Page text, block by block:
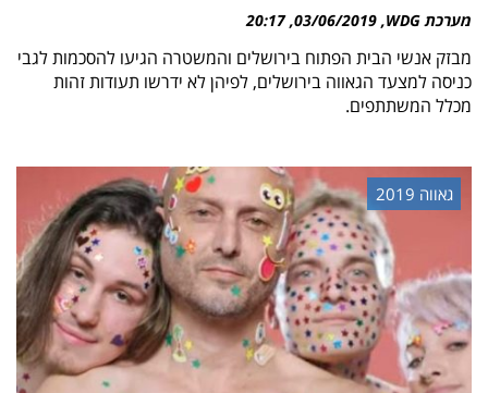
מערכת WDG 03/06/2019
20:17
מבזק אנשי הבית הפתוח בירושלים והמשטרה הגיעו להסכמות לגבי
כניסה למצעד הגאווה בירושלים, לפיהן לא ידרשו תעודות זהות
מכלל המשתתפים.
גאווה 2019